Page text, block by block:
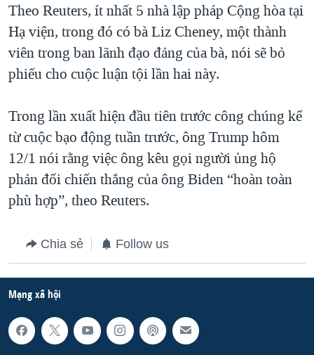
Theo Reuters, ít nhất 5 nhà lập pháp Cộng hòa tại
Hạ viện, trong đó có bà Liz Cheney, một thành
viên trong ban lãnh đạo đảng của bà, nói sẽ bỏ
phiếu cho cuộc luận tội lần hai này.
Trong lần xuất hiện đầu tiên trước công chúng kể
từ cuộc bạo động tuần trước, ông Trump hôm
12/1 nói rằng việc ông kêu gọi người ủng hộ
phản đối chiến thắng của ông Biden “hoàn toàn
phù hợp”, theo Reuters.
Chia sẻ Follow us
Mạng xã hội